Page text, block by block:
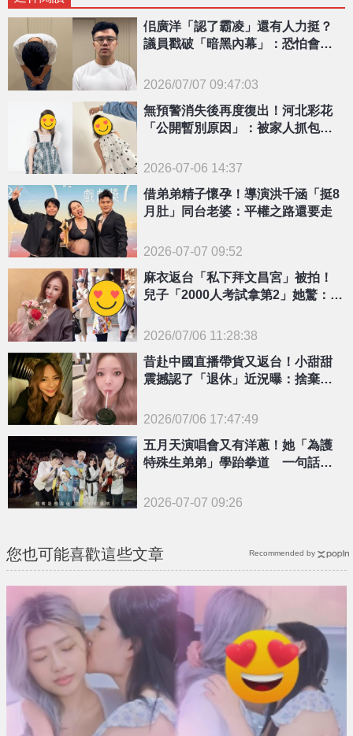
佀廣洋「認了霸凌」還有人力挺？
議員戳破「暗黑內幕」：恐怕會選
2026/07/07 09:47:03
無預警消失後再度復出！河北彩花
「公開暫別原因」：被家人抓包拍
2026-07-06 14:37
借弟弟精子懷孕！導演洪千涵「挺8
月肚」同台老婆：平權之路還要走
2026-07-07 09:52
{PLAYICON}
麻衣返台「私下拜文昌宮」被拍！
兒子「2000人考試拿第2」她驚：真
2026/07/06 11:28:38
{PLAYICON}
昔赴中國直播帶貨又返台！小甜甜
震撼認了「退休」近況曝：捨棄所
2026/07/06 17:47:49
五月天演唱會又有洋蔥！她「為護
特殊生弟弟」學跆拳道 一句話逼
2026-07-07 09:26
您也可能喜歡這些文章 Recommended by